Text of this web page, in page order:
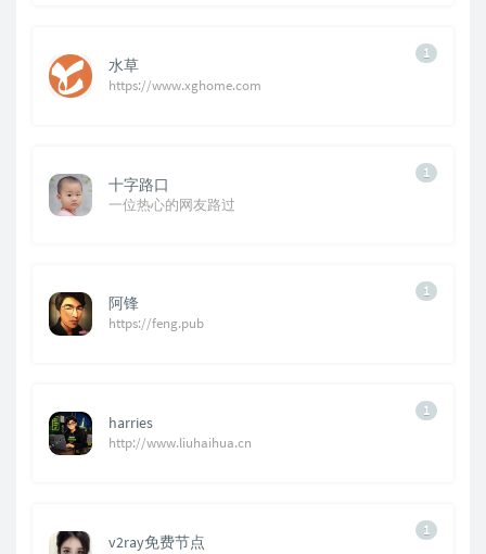
1
水草
https://www.xghome.com
1
十字路口
一位热心的网友路过
1
阿锋
https://feng.pub
1
harries
http://www.liuhaihua.cn
1
v2ray免费节点